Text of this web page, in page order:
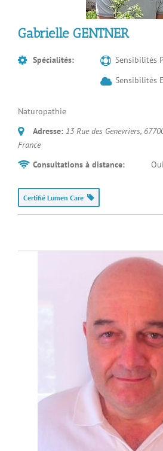
Gabrielle GENTNER
Spécialités:
Sensibilités
Sensibilités
Naturopathie
Adresse: 13 Rue des Genevriers,
France
Consultations à distance:
Oui
Certifié Lumen Care